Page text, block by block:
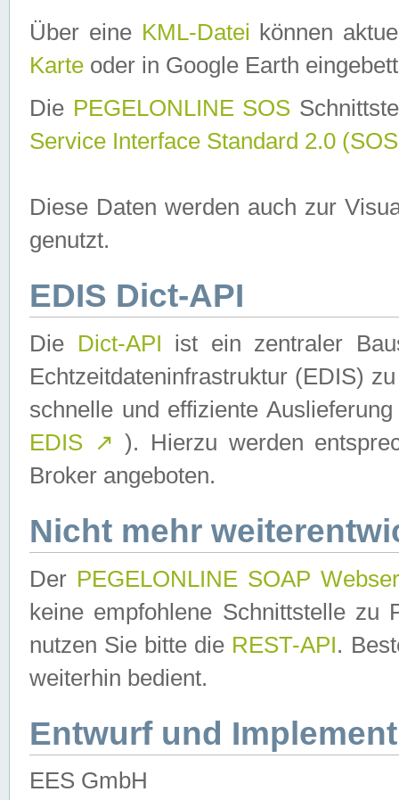
Über eine KML-Datei können
Karte oder in Google Earth
Die PEGELONLINE SOS
Service Interface Standard 2.0
Diese Daten werden auch zur
genutzt.
EDIS Dict-API
Die Dict-API ist ein zentraler
Echtzeitdateninfrastruktur (EDIS)
schnelle und effiziente
EDIS ↗ ). Hierzu werden
Broker angeboten.
Nicht mehr
Der PEGELONLINE SOAP
keine empfohlene Schnittstelle zu
nutzen Sie bitte die REST-API.
weiterhin bedient.
Entwurf und
EES GmbH